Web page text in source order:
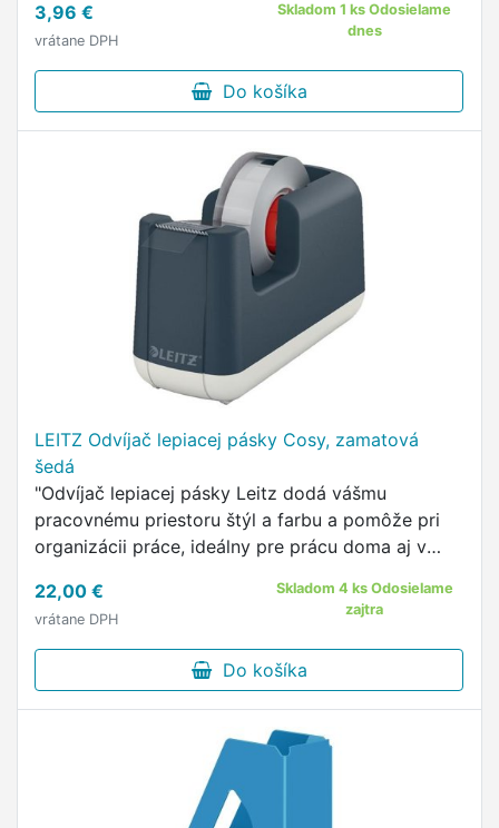
3,96 €
vrátane DPH
Skladom 1 ks Odosielame
dnes
Do košíka
LEITZ Odvíjač lepiacej pásky Cosy, zamatová
šedá
"Odvíjač lepiacej pásky Leitz dodá vášmu
pracovnému priestoru štýl a farbu a pomôže pri
organizácii práce, ideálny pre prácu doma aj v
22,00 €
vrátane DPH
Skladom 4 ks Odosielame
zajtra
Do košíka